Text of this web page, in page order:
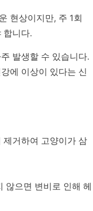
현상이지만, 주 1회
합니다.
발생할 수 있습니다.
에 이상이 있다는 신
제거하여 고양이가 삼
않으면 변비로 인해 헤